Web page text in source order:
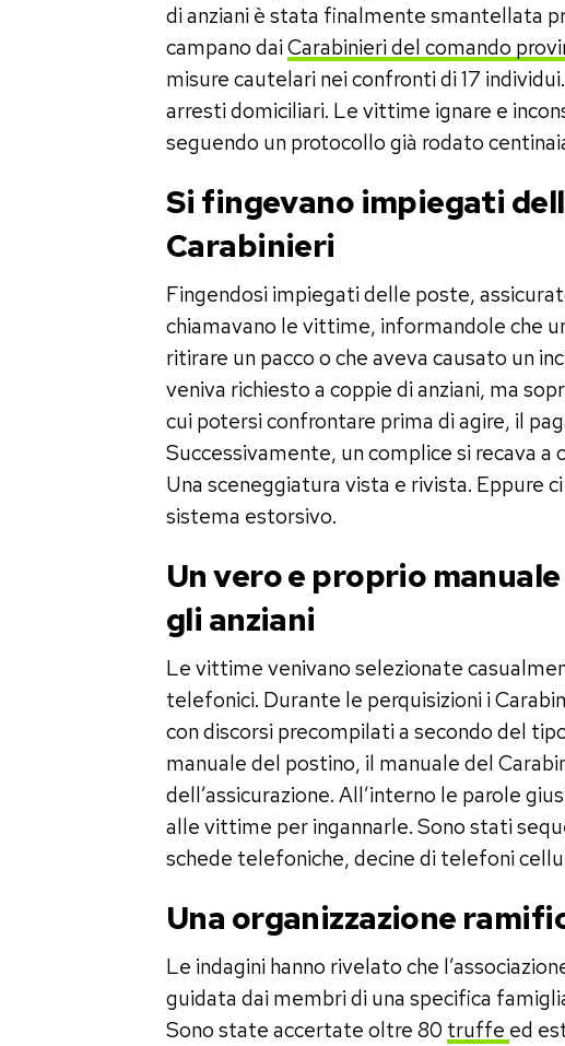
di anziani è stata finalmente smantellata
campano daiCarabinieri del comando
misure cautelari nei confronti di 17
arresti domiciliari. Le vittime ignare e
seguendo un protocollo già rodato
Si fingevano impiegati
Carabinieri
Fingendosi impiegati delle poste,
chiamavano le vittime, informandole che
ritirare un pacco o che aveva causato un
veniva richiesto a coppie di anziani, ma
cui potersi confrontare prima di agire, il
Successivamente, un complice si recava
Una sceneggiatura vista e rivista. Eppure
sistema estorsivo.
Un vero e proprio
gli anziani
Le vittime venivano selezionate
telefonici. Durante le perquisizioni i
con discorsi precompilati a secondo del
manuale del postino, il manuale del
dell’assicurazione. All’interno le parole
alle vittime per ingannarle. Sono stati
schede telefoniche, decine di telefoni
Una organizzazione
Le indagini hanno rivelato che
guidata dai membri di una specifica
Sono state accertate oltre 80 truffe ed